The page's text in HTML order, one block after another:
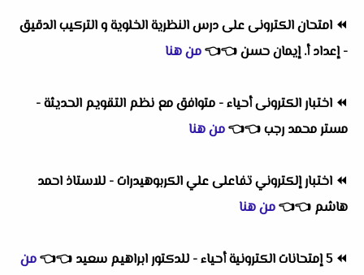
⏪ امتحان الكترونى على درس النظرية الخلوية و التركيب الدقيق
- إعداد أ. إيمان حسن👈
👈من هنا
⏪ اختبار الكترونى أحياء - متوافق مع نظم التقويم الحديثة -
مستر محمد رجب👈
👈من هنا
⏪ اختبار إلكتروني تفاعلى علي الكربوهيدرات - للاستاذ احمد
هاشم 👈
👈من هنا
⏪5 إمتحانات الكترونية أحياء - للدكتور ابراهيم سعيد 👈
👈من